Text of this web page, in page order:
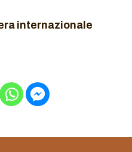
internazionale